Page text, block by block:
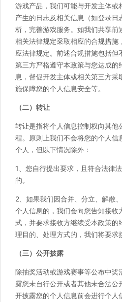
游戏产品，我们可能与开发主体或
产生的日志及相关信息（如登录日
析，完善游戏服务。如我们共享前
相关法律规定采取相应的合规措施
应法律规定。前述合规措施包括但
第三方严格遵守本政策与您达成的
息，督促开发主体或相关第三方
施保障您的个人信息安全等。
（二）转让
转让是指将个人信息控制权向其他
程。原则上我们不会将您的个人信
个人，但以下情况除外：
1、您自行提出要求，且符合法律
的。
2、如果我们因合并、分立、解散
个人信息的，我们会向您告知接收
式，并要求接收方继续受本政策的
理目的、处理方式的，我们将要求
（三）公开披露
除抽奖活动或游戏赛事等公布中奖
露您未自行公开或者其他未合法公
开披露您的个人信息前会进行个人